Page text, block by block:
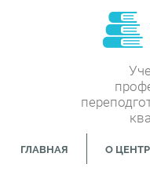
ГЛАВНАЯ О